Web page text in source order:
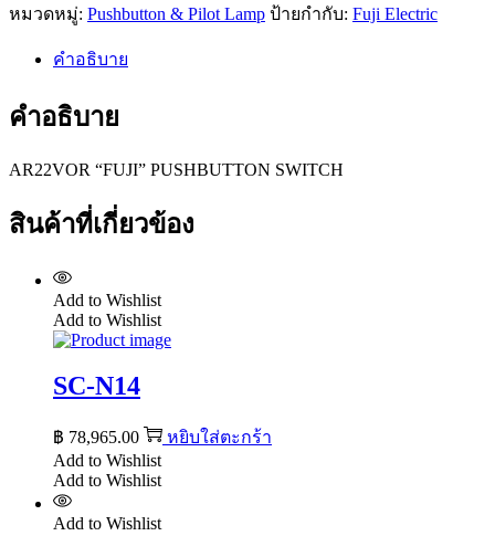
หมวดหมู่: Pushbutton & Pilot Lamp ป้ายกำกับ: Fuji Electric
คำอธิบาย
คำอธิบาย
AR22VOR “FUJI” PUSHBUTTON SWITCH
สินค้าที่เกี่ยวข้อง
Add to Wishlist
Add to Wishlist
SC-N14
฿ 78,965.00
หยิบใส่ตะกร้า
Add to Wishlist
Add to Wishlist
Add to Wishlist